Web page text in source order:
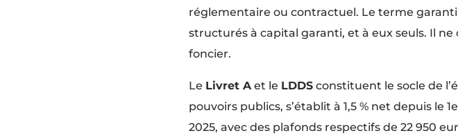
réglementaire ou contractuel. Le terme
structurés à capital garanti, et à eux seuls. Il
foncier.
Le Livret Aet le LDDSconstituent le socle de
pouvoirs publics, s’établit à 1,5 % net depuis le
2025, avec des plafonds respectifs de 22 950